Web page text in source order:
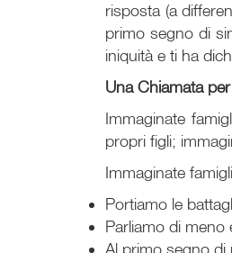
risposta (a
primo segno di
iniquità e ti ha
Una Chiamata
Immaginate
propri figli;
Immaginate
Portiamo le
Parliamo di meno
Al primo segno di